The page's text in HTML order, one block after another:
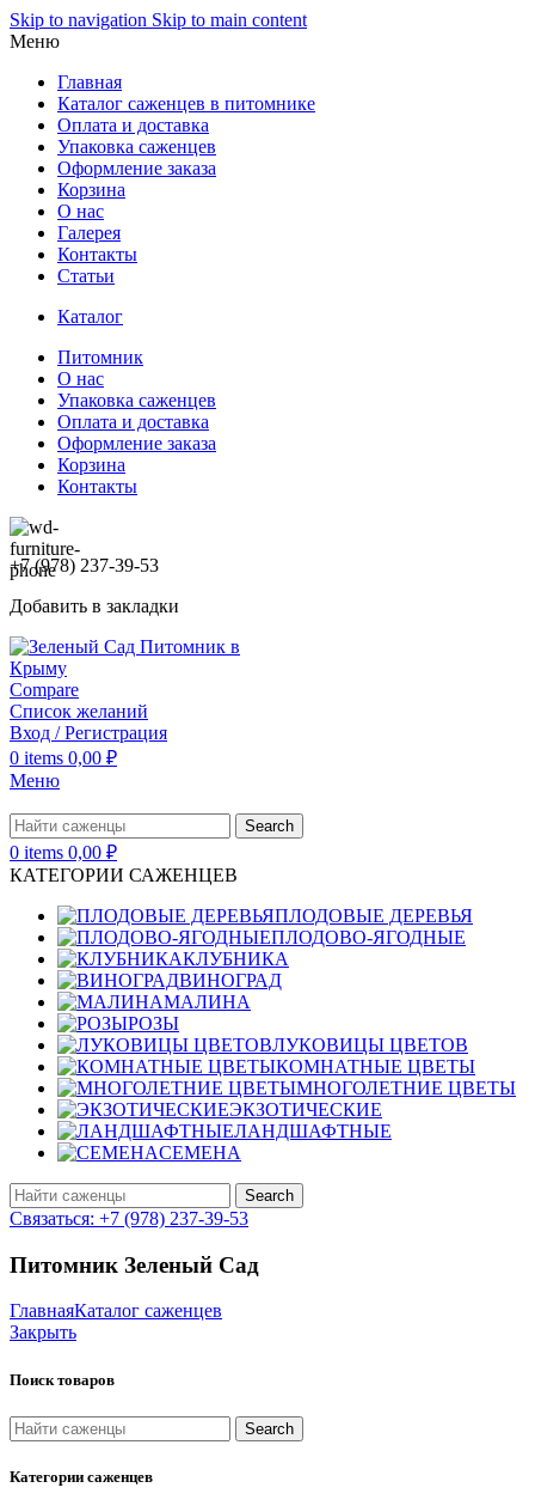
Skip to navigation Skip to main content
Меню
Главная
Каталог саженцев в питомнике
Оплата и доставка
Упаковка саженцев
Оформление заказа
Корзина
О нас
Галерея
Контакты
Статьи
Каталог
Питомник
О нас
Упаковка саженцев
Оплата и доставка
Оформление заказа
Корзина
Контакты
+7 (978) 237-39-53
Добавить в закладки
Compare
Список желаний
Вход / Регистрация
0 items 0,00 ₽
Меню
Search
0 items 0,00 ₽
КАТЕГОРИИ САЖЕНЦЕВ
ПЛОДОВЫЕ ДЕРЕВЬЯ
ПЛОДОВО-ЯГОДНЫЕ
КЛУБНИКА
ВИНОГРАД
МАЛИНА
РОЗЫ
ЛУКОВИЦЫ ЦВЕТОВ
КОМНАТНЫЕ ЦВЕТЫ
МНОГОЛЕТНИЕ ЦВЕТЫ
ЭКЗОТИЧЕСКИЕ
ЛАНДШАФТНЫЕ
СЕМЕНА
Search
Связаться: +7 (978) 237-39-53
Питомник Зеленый Сад
ГлавнаяКаталог саженцев
Закрыть
Поиск товаров
Search
Категории саженцев